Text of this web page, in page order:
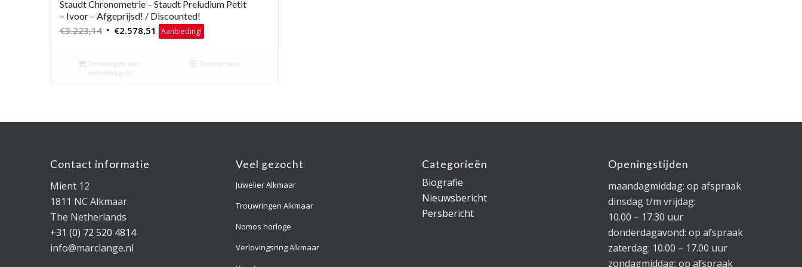
Staudt Chronometrie – Staudt Preludium Petit
– Ivoor – Afgeprijsd! / Discounted!
€3.223,14 Oorspronkelijke
€3.223,14.
€2.578,51 Huidige
Aanbieding!
Toevoegen aan
winkelwagen
Toon details
Contact informatie
Mient 12
1811 NC Alkmaar
The Netherlands
+31 (0) 72 520 4814
info@marclange.nl
Veel gezocht
Juwelier Alkmaar
Trouwringen Alkmaar
Nomos horloge
Verlovingsring Alkmaar
Categorieën
Biografie
Nieuwsbericht
Persbericht
Openingstijden
maandagmiddag: op afspraak
dinsdag t/m vrijdag:
10.00 – 17.30 uur
donderdagavond: op afspraak
zaterdag: 10.00 – 17.00 uur
zondagmiddag: op afspraak